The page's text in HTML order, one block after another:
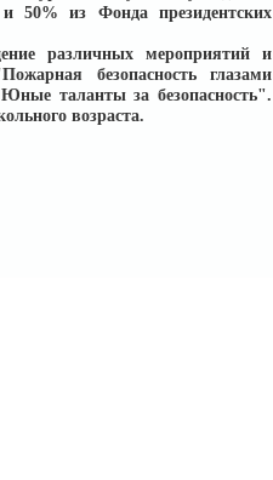
50% из Фонда президентских
различных мероприятий и
безопасность глазами
таланты за безопасность".
возраста.